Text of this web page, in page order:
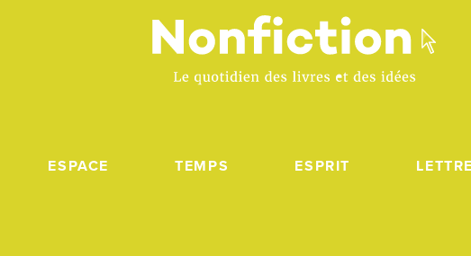
ESPACE TEMPS ESPRIT